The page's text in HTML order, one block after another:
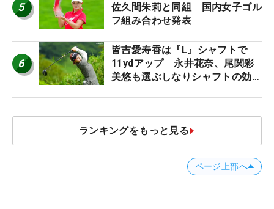
5
佐久間朱莉と同組 国内女子ゴル
フ組み合わせ発表
6
皆吉愛寿香は『L』シャフトで
11ydアップ 永井花奈、尾関彩
美悠も選ぶしなりシャフトの効果
ランキングをもっと見る
ページ上部へ